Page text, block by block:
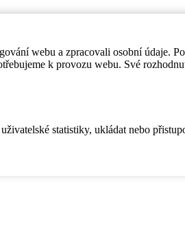
webu a zpracovali osobní údaje.
k provozu webu. Své
statistiky, ukládat nebo